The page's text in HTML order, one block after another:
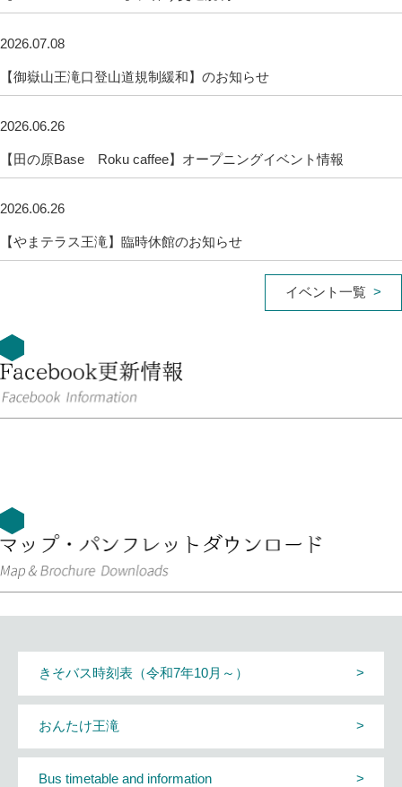
2026.07.08
【御嶽山王滝口登山道規制緩和】のお知らせ
2026.06.26
【田の原Base Roku caffee】オープニングイベント情報
2026.06.26
【やまテラス王滝】臨時休館のお知らせ
イベント一覧
きそバス時刻表（令和7年10月～）
おんたけ王滝
Bus timetable and information